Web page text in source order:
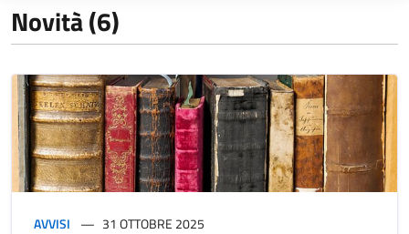
Novità (6)
AVVISI 31 OTTOBRE 2025